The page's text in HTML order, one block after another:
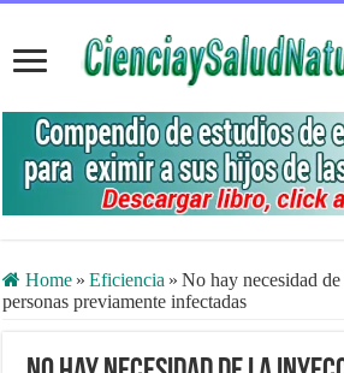
Home » Eficiencia » No hay necesidad
personas previamente infectadas